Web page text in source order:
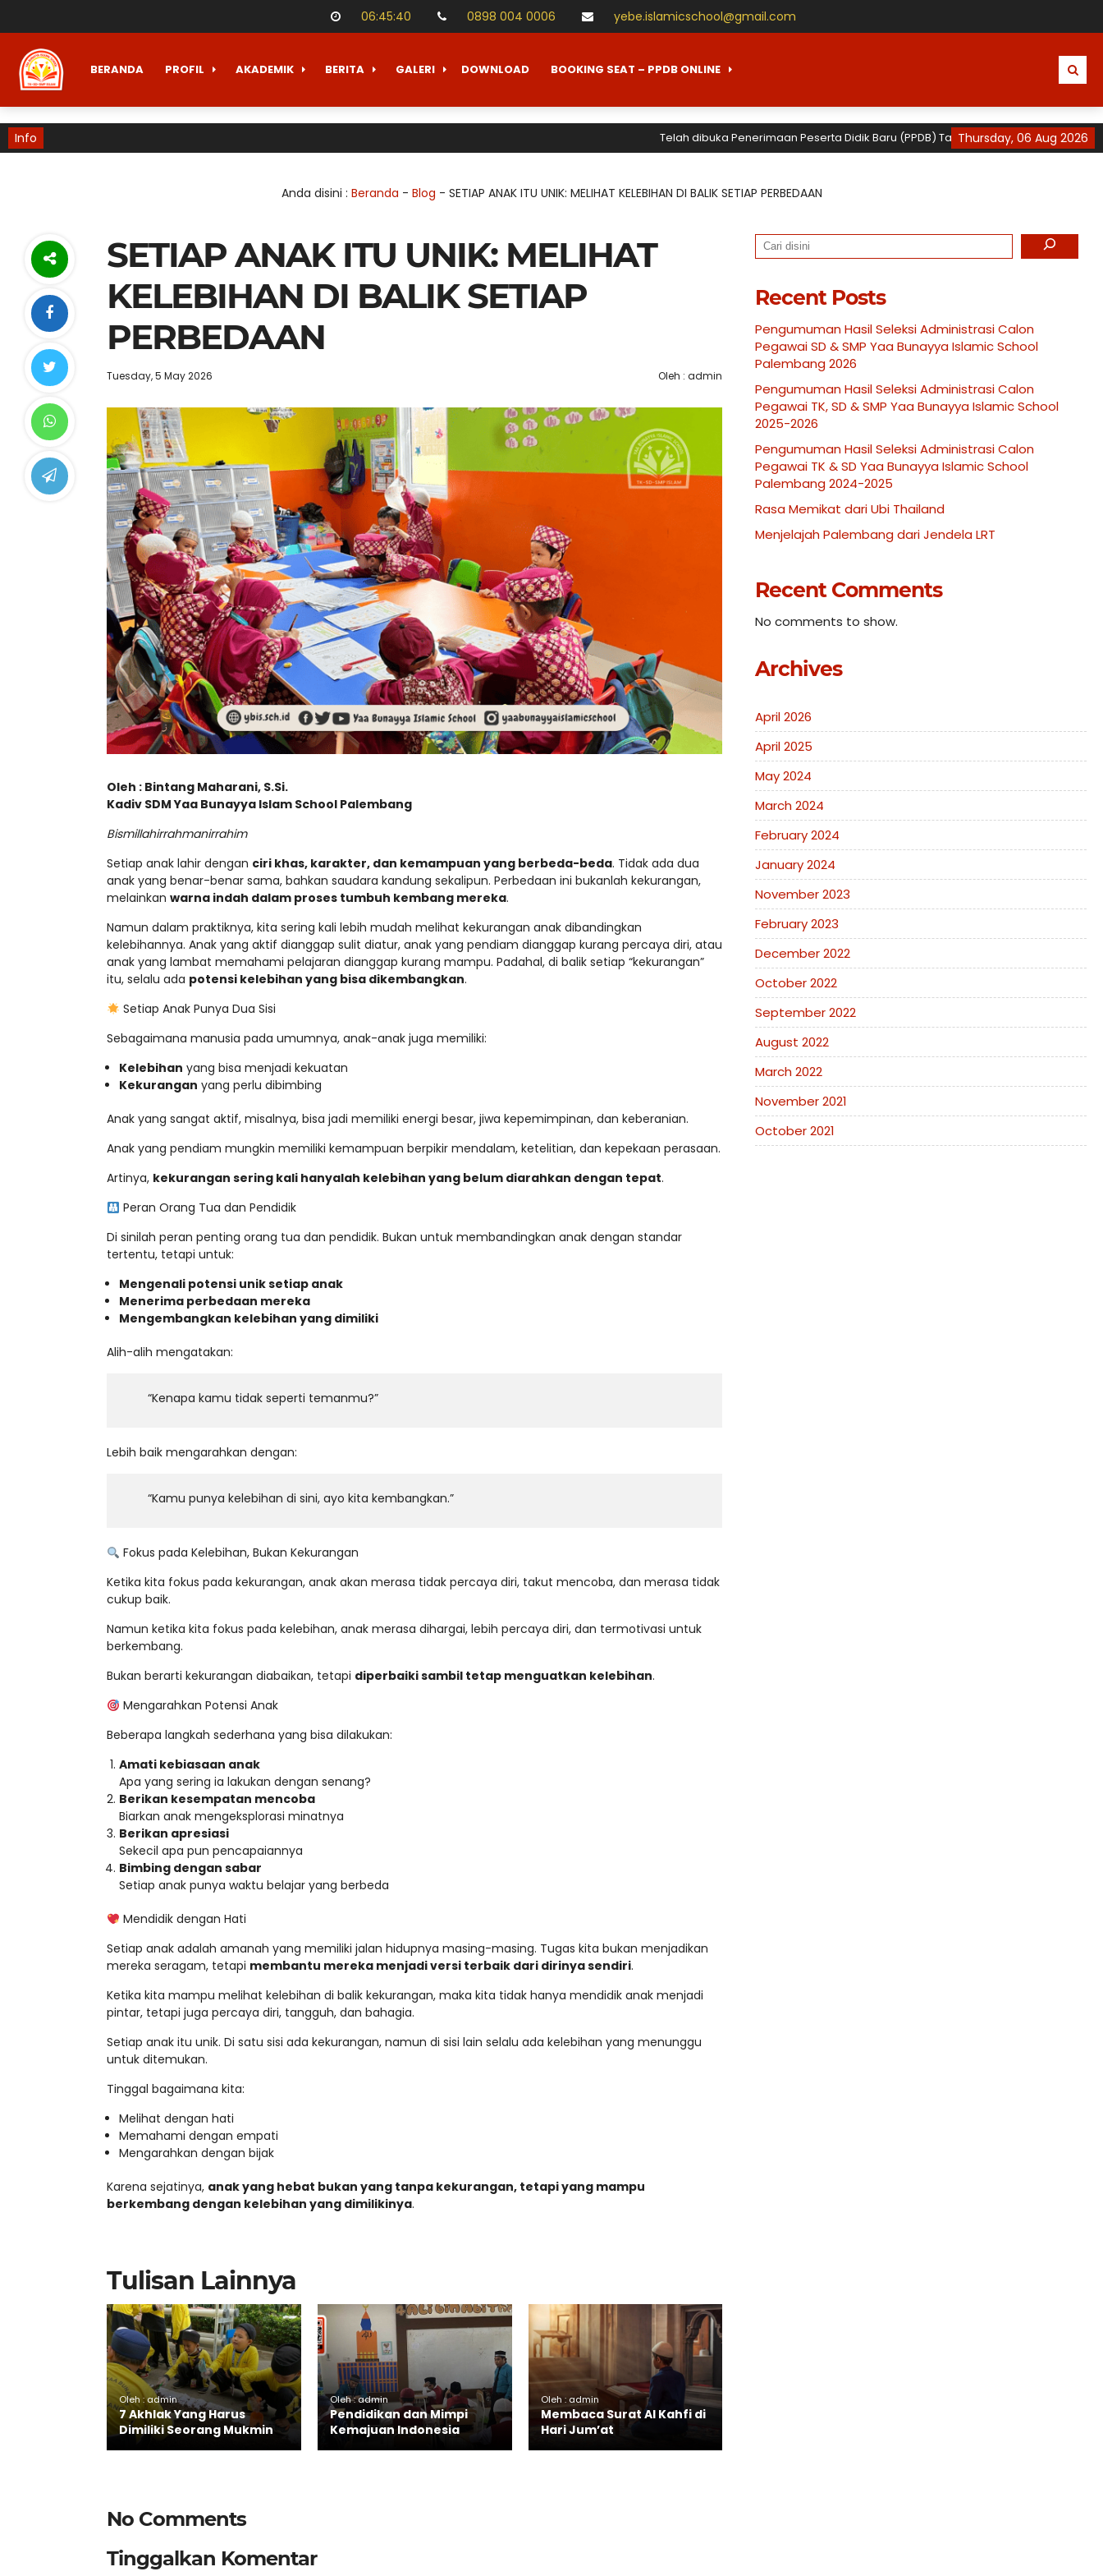
06:45:41 0898 004 0006 yebe.islamicschool@gmail.com
BERANDA PROFIL AKADEMIK BERITA GALERI DOWNLOAD BOOKING SEAT – PPDB ONLINE
Info Thursday, 06 Aug 2026
Telah dibuka Penerimaan Peserta Didik Baru (PPDB) Tahun Ajaran 2026 / 2027 untuk
Anda disini : Beranda - Blog - SETIAP ANAK ITU UNIK: MELIHAT KELEBIHAN DI BALIK SETIAP PERBEDAAN
SETIAP ANAK ITU UNIK: MELIHAT
KELEBIHAN DI BALIK SETIAP
PERBEDAAN
Tuesday, 5 May 2026 Oleh : admin
Oleh : Bintang Maharani, S.Si.
Kadiv SDM Yaa Bunayya Islam School Palembang
Bismillahirrahmanirrahim
Setiap anak lahir dengan ciri khas, karakter, dan kemampuan yang berbeda-beda. Tidak ada dua
anak yang benar-benar sama, bahkan saudara kandung sekalipun. Perbedaan ini bukanlah kekurangan,
melainkan warna indah dalam proses tumbuh kembang mereka.
Namun dalam praktiknya, kita sering kali lebih mudah melihat kekurangan anak dibandingkan
kelebihannya. Anak yang aktif dianggap sulit diatur, anak yang pendiam dianggap kurang percaya diri, atau
anak yang lambat memahami pelajaran dianggap kurang mampu. Padahal, di balik setiap “kekurangan”
itu, selalu ada potensi kelebihan yang bisa dikembangkan.
Setiap Anak Punya Dua Sisi
Sebagaimana manusia pada umumnya, anak-anak juga memiliki:
Kelebihan yang bisa menjadi kekuatan
Kekurangan yang perlu dibimbing
Anak yang sangat aktif, misalnya, bisa jadi memiliki energi besar, jiwa kepemimpinan, dan keberanian.
Anak yang pendiam mungkin memiliki kemampuan berpikir mendalam, ketelitian, dan kepekaan perasaan.
Artinya, kekurangan sering kali hanyalah kelebihan yang belum diarahkan dengan tepat.
Peran Orang Tua dan Pendidik
Di sinilah peran penting orang tua dan pendidik. Bukan untuk membandingkan anak dengan standar
tertentu, tetapi untuk:
Mengenali potensi unik setiap anak
Menerima perbedaan mereka
Mengembangkan kelebihan yang dimiliki
Alih-alih mengatakan:
“Kenapa kamu tidak seperti temanmu?”
Lebih baik mengarahkan dengan:
“Kamu punya kelebihan di sini, ayo kita kembangkan.”
Fokus pada Kelebihan, Bukan Kekurangan
Ketika kita fokus pada kekurangan, anak akan merasa tidak percaya diri, takut mencoba, dan merasa tidak
cukup baik.
Namun ketika kita fokus pada kelebihan, anak merasa dihargai, lebih percaya diri, dan termotivasi untuk
berkembang.
Bukan berarti kekurangan diabaikan, tetapi diperbaiki sambil tetap menguatkan kelebihan.
Mengarahkan Potensi Anak
Beberapa langkah sederhana yang bisa dilakukan:
Amati kebiasaan anak
Apa yang sering ia lakukan dengan senang?
Berikan kesempatan mencoba
Biarkan anak mengeksplorasi minatnya
Berikan apresiasi
Sekecil apa pun pencapaiannya
Bimbing dengan sabar
Setiap anak punya waktu belajar yang berbeda
Mendidik dengan Hati
Setiap anak adalah amanah yang memiliki jalan hidupnya masing-masing. Tugas kita bukan menjadikan
mereka seragam, tetapi membantu mereka menjadi versi terbaik dari dirinya sendiri.
Ketika kita mampu melihat kelebihan di balik kekurangan, maka kita tidak hanya mendidik anak menjadi
pintar, tetapi juga percaya diri, tangguh, dan bahagia.
Setiap anak itu unik. Di satu sisi ada kekurangan, namun di sisi lain selalu ada kelebihan yang menunggu
untuk ditemukan.
Tinggal bagaimana kita:
Melihat dengan hati
Memahami dengan empati
Mengarahkan dengan bijak
Karena sejatinya, anak yang hebat bukan yang tanpa kekurangan, tetapi yang mampu
berkembang dengan kelebihan yang dimilikinya.
Tulisan Lainnya
Oleh : admin
7 Akhlak Yang Harus
Dimiliki Seorang Mukmin
Oleh : admin
Pendidikan dan Mimpi
Kemajuan Indonesia
Oleh : admin
Membaca Surat Al Kahfi di
Hari Jum’at
No Comments
Tinggalkan Komentar
Search
Recent Posts
Pengumuman Hasil Seleksi Administrasi Calon
Pegawai SD & SMP Yaa Bunayya Islamic School
Palembang 2026
Pengumuman Hasil Seleksi Administrasi Calon
Pegawai TK, SD & SMP Yaa Bunayya Islamic School
2025-2026
Pengumuman Hasil Seleksi Administrasi Calon
Pegawai TK & SD Yaa Bunayya Islamic School
Palembang 2024-2025
Rasa Memikat dari Ubi Thailand
Menjelajah Palembang dari Jendela LRT
Recent Comments
No comments to show.
Archives
April 2026
April 2025
May 2024
March 2024
February 2024
January 2024
November 2023
February 2023
December 2022
October 2022
September 2022
August 2022
March 2022
November 2021
October 2021